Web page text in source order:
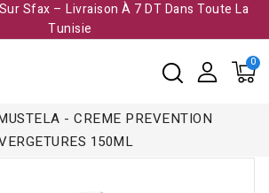
Sfax – Livraison À 7 DT Dans Toute La
Tunisie​
- CREME PREVENTION
150ML